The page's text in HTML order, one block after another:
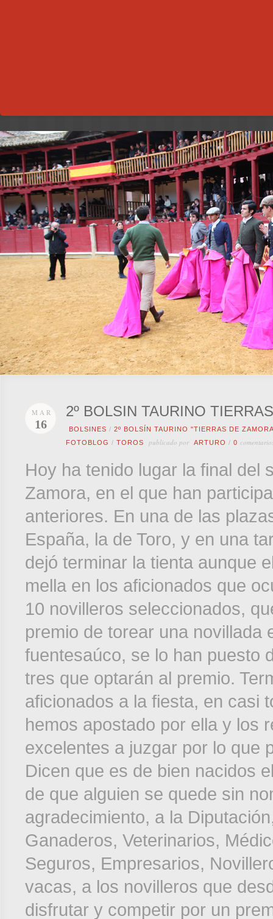
MAR
16
2º BOLSIN TAURINO
BOLSINES / 2º BOLSÍN TAURINO "TIERRAS DE
FOTOBLOG / TOROS publicado por ARTURO / 0
Hoy ha tenido lugar la final del
Zamora, en el que han
anteriores. En una de las
España, la de Toro, y en una
dejó terminar la tienta aunque
mella en los aficionados que
10 novilleros seleccionados,
premio de torear una novillada
fuentesaúco, se lo han puesto
tres que optarán al premio.
aficionados a la fiesta, en casi
hemos apostado por ella y los
excelentes a juzgar por lo que
Dicen que es de bien nacidos
de que alguien se quede sin
agradecimiento, a la
Ganaderos, Veterinarios,
Seguros, Empresarios,
vacas, a los novilleros que
disfrutar y competir por un